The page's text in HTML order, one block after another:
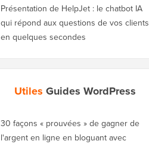
Présentation de HelpJet : le chatbot IA
qui répond aux questions de vos clients
en quelques secondes
Utiles Guides WordPress
30 façons « prouvées » de gagner de
l'argent en ligne en bloguant avec